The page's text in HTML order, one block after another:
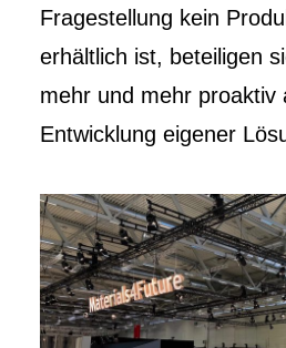
Fragestellung kein
erhältlich ist, beteiligen
mehr und mehr proaktiv
Entwicklung eigener